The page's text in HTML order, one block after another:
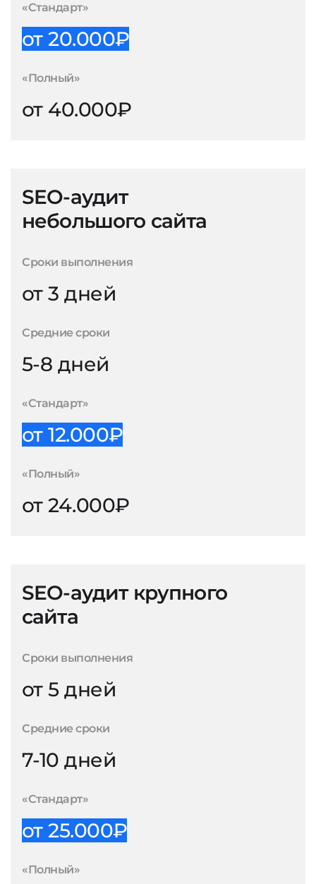
«Стандарт»
от 20.000₽
«Полный»
от 40.000₽
SEO-аудит
небольшого сайта
Сроки выполнения
от 3 дней
Средние сроки
5-8 дней
«Стандарт»
от 12.000₽
«Полный»
от 24.000₽
SEO-аудит крупного
сайта
Сроки выполнения
от 5 дней
Средние сроки
7-10 дней
«Стандарт»
от 25.000₽
«Полный»